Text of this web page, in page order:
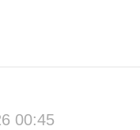
00:45